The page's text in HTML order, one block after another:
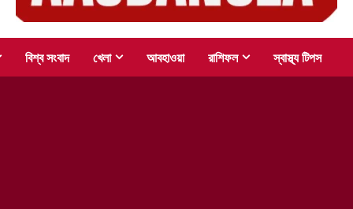
বিশ্ব সংবাদ খেলা আবহাওয়া রাশিফল স্বাস্থ্য টিপস